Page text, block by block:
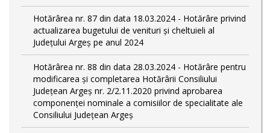
Hotărârea nr. 87 din data 18.03.2024 - Hotărâre privind
actualizarea bugetului de venituri și cheltuieli al
Județului Argeș pe anul 2024
Hotărârea nr. 88 din data 28.03.2024 - Hotărâre pentru
modificarea și completarea Hotărârii Consiliului
Județean Argeș nr. 2/2.11.2020 privind aprobarea
componenței nominale a comisiilor de specialitate ale
Consiliului Județean Argeș